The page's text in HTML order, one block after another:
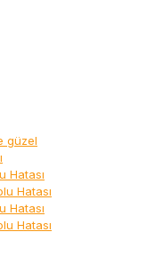
güzel
Hatası
Hatası
Hatası
Hatası